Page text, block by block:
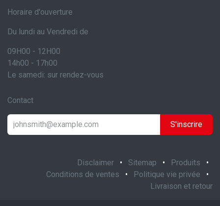
Horaire d'ouverture
Du lundi au Vendredi de
09H00 - 12H00
14h00 - 17h00
Le samedi: sur rendez-vous
Contact
S'inscrire
Disclaimer • Sitemap • Produits
•
Conditions de ventes
• Politique vie privée
•
Livraison et retour